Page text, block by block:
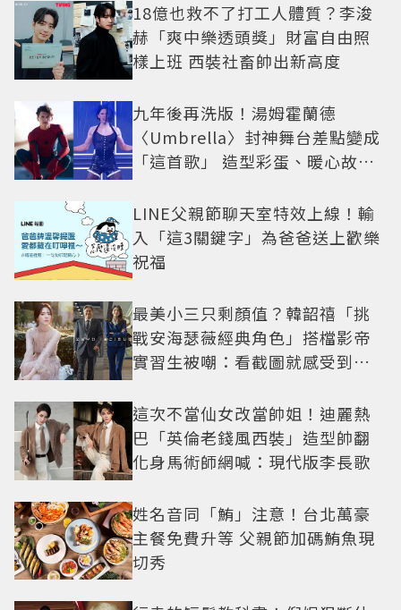
18億也救不了打工人體質？李浚
赫「爽中樂透頭獎」財富自由照
樣上班 西裝社畜帥出新高度
九年後再洗版！湯姆霍蘭德
〈Umbrella〉封神舞台差點變成
「這首歌」 造型彩蛋、暖心故事
LINE父親節聊天室特效上線！輸
入「這3關鍵字」為爸爸送上歡樂
祝福
最美小三只剩顏值？韓韶禧「挑
戰安海瑟薇經典角色」搭檔影帝
實習生被嘲：看截圖就感受到演
這次不當仙女改當帥姐！迪麗熱
巴「英倫老錢風西裝」造型帥翻
化身馬術師網喊：現代版李長歌
姓名音同「鮪」注意！台北萬豪
主餐免費升等 父親節加碼鮪魚現
切秀